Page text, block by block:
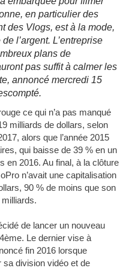
en particulier des
des Vlogs, est à la mode,
l’argent. L’entreprise
plans de
pas suffit à calmer les
annoncé mercredi 15
ce qui n’a pas manqué
milliards de dollars, selon
alors que l’année 2015
qui baisse de 39 % en un
en 2016. Au final, à la clôture
n’avait une capitalisation
90 % de moins que son
de lancer un nouveau
Le dernier vise à
fin 2016 lorsque
sa division vidéo et de